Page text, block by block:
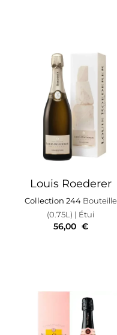
Louis Roederer
Collection 244Bouteille
(0.75L) | Étui
56,00 €